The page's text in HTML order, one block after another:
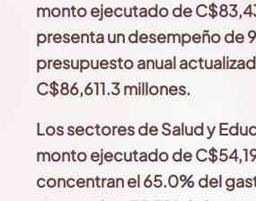
monto ejecutado de
presentaun desempeño de
presupuesto anual
C$86,611.3 millones.
Los sectores de Salud y
montoejecutado de
concentran el 65.0% del